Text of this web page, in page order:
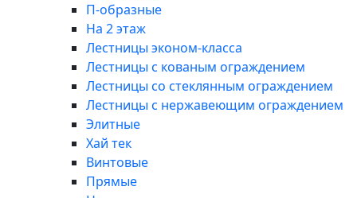
П-образные
На 2 этаж
Лестницы эконом-класса
Лестницы с кованым ограждением
Лестницы со стеклянным ограждением
Лестницы с нержавеющим ограждением
Элитные
Хай тек
Винтовые
Прямые